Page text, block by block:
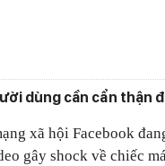
dùng cần cẩn thận
xã hội Facebook
gây shock về chiếc